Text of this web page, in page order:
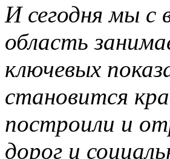
И сегодня мы с
область
ключевых
становится
построили и
дорог и